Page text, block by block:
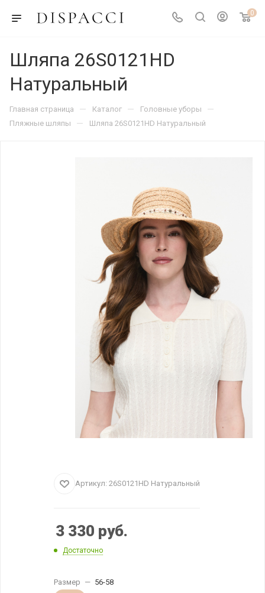
0
Шляпа 26S0121HD
Натуральный
Главная страница — Каталог — Головные уборы —
Пляжные шляпы — Шляпа 26S0121HD Натуральный
Артикул: 26S0121HD Натуральный
3 330 руб.
Достаточно
Размер — 56-58